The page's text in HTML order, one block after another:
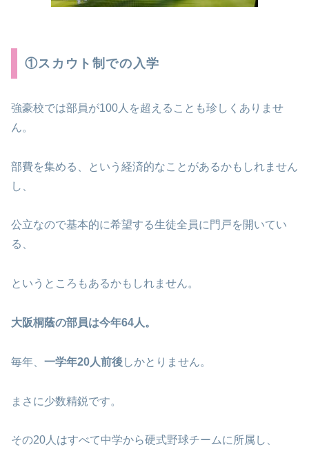
①スカウト制での入学
強豪校では部員が100人を超えることも珍しくありませ
ん。
部費を集める、という経済的なことがあるかもしれません
し、
公立なので基本的に希望する生徒全員に門戸を開いてい
る、
というところもあるかもしれません。
大阪桐蔭の部員は今年64人。
毎年、 一学年20人前後しかとりません。
まさに少数精鋭です。
その20人はすべて中学から硬式野球チームに所属し、